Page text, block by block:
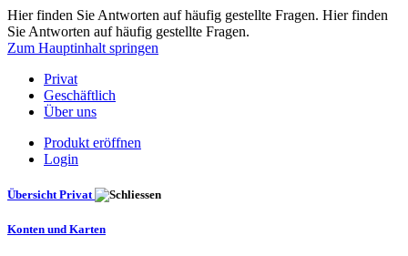
Hier finden Sie Antworten auf häufig gestellte Fragen. Hier finden
Sie Antworten auf häufig gestellte Fragen.
Zum Hauptinhalt springen
Privat
Geschäftlich
Über uns
Produkt eröffnen
Login
Übersicht Privat
Konten und Karten